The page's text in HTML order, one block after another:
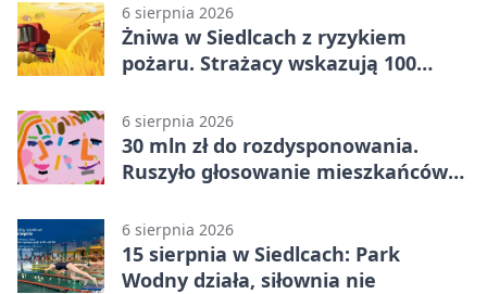
6 sierpnia 2026
Żniwa w Siedlcach z ryzykiem
pożaru. Strażacy wskazują 100
6 sierpnia 2026
30 mln zł do rozdysponowania.
Ruszyło głosowanie mieszkańców
6 sierpnia 2026
15 sierpnia w Siedlcach: Park
Wodny działa, siłownia nie